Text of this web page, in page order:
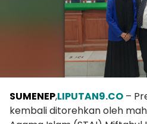
SUMENEP,LIPUTAN9.CO –
kembali ditorehkan oleh